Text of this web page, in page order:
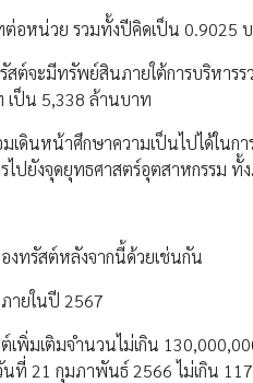
ต่อหน่วย รวมทั้งปีคิดเป็น 0.9025
ต์จะมีทรัพย์สินภายใต้การบริหาร
เป็น 5,338 ล้านบาท
เดินหน้าศึกษาความเป็นไปได้ใน
ปยังจุดยุทธศาสตร์อุตสาหกรรม ทั้
งทรัสต์หลังจากนี้ด้วยเช่นกัน
ายในปี 2567
ต์เพิ่มเติมจำนวนไม่เกิน
21 กุมภาพันธ์ 2566 ไม่เกิน